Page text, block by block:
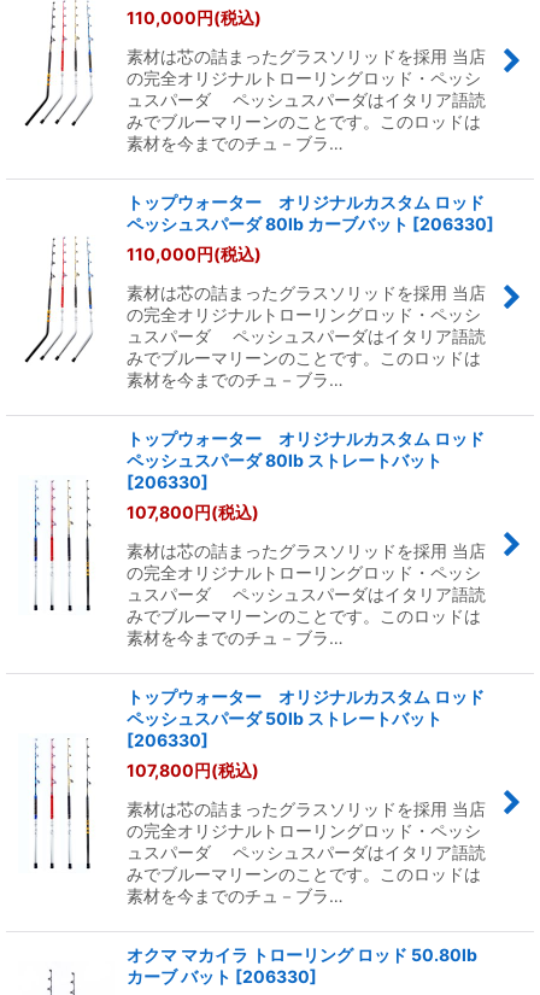
110,000円(税込)
素材は芯の詰まったグラスソリッドを採用 当店
の完全オリジナルトローリングロッド・ペッシ
ュスパーダ ペッシュスパーダはイタリア語読
みでブルーマリーンのことです。このロッドは
素材を今までのチュ－ブラ…
トップウォーター オリジナルカスタム ロッド
ペッシュスパーダ 80lb カーブバット [206330]
110,000円(税込)
素材は芯の詰まったグラスソリッドを採用 当店
の完全オリジナルトローリングロッド・ペッシ
ュスパーダ ペッシュスパーダはイタリア語読
みでブルーマリーンのことです。このロッドは
素材を今までのチュ－ブラ…
トップウォーター オリジナルカスタム ロッド
ペッシュスパーダ 80lb ストレートバット
[206330]
107,800円(税込)
素材は芯の詰まったグラスソリッドを採用 当店
の完全オリジナルトローリングロッド・ペッシ
ュスパーダ ペッシュスパーダはイタリア語読
みでブルーマリーンのことです。このロッドは
素材を今までのチュ－ブラ…
トップウォーター オリジナルカスタム ロッド
ペッシュスパーダ 50lb ストレートバット
[206330]
107,800円(税込)
素材は芯の詰まったグラスソリッドを採用 当店
の完全オリジナルトローリングロッド・ペッシ
ュスパーダ ペッシュスパーダはイタリア語読
みでブルーマリーンのことです。このロッドは
素材を今までのチュ－ブラ…
オクマ マカイラ トローリング ロッド 50.80lb
カーブ バット [206330]